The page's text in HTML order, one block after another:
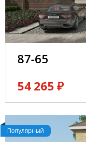
87-65
54 265 ₽
Популярный